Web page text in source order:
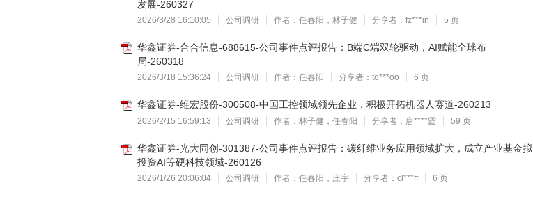
发展-260327
2026/3/28 16:10:05 公司调研 作者：任春阳，林子健 分享者：fz***in 5 页
华鑫证券-合合信息-688615-公司事件点评报告：B端C端双轮驱动，AI赋能全球布
局-260318
2026/3/18 15:36:24 公司调研 作者：任春阳 分享者：to***oo 6 页
华鑫证券-维宏股份-300508-中国工控领域领先企业，积极开拓机器人赛道-260213
2026/2/15 16:59:13 公司调研 作者：林子健，任春阳 分享者：唐****霆 59 页
华鑫证券-光大同创-301387-公司事件点评报告：碳纤维业务应用领域扩大，成立产业基金拟
投资AI等硬科技领域-260126
2026/1/26 20:06:04 公司调研 作者：任春阳，庄宇 分享者：cl***ff 6 页